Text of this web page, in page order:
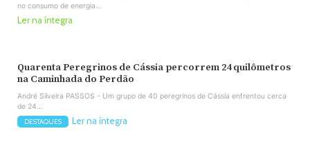
no consumo de energia...
Ler na íntegra
Quarenta Peregrinos de Cássia percorrem 24 quilômetros
na Caminhada do Perdão
André Silveira PASSOS - Um grupo de 40 peregrinos de Cássia enfrentou cerca
de 24...
DESTAQUES Ler na íntegra